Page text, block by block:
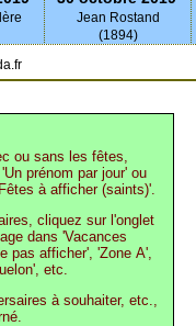
Jean Rostand
(1894)
ou sans les fêtes,
prénom par jour' ou
à afficher (saints)'.
cliquez sur l'onglet
dans 'Vacances
pas afficher', 'Zone A',
etc.
à souhaiter, etc.,